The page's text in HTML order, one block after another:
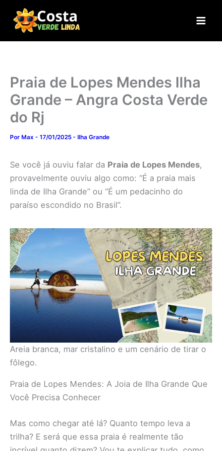
para
Praia de Lopes Mendes Ilha
Grande – Angra Costa Verde
do Rj
Por Max - 17/01/2025 - Ilha Grande
Se você já ouviu falar da Praia de Lopes Mendes,
provavelmente ouviu algo como: “É a praia mais
linda de Ilha Grande” ou “É um pedacinho do
paraíso escondido no Brasil”.
Areia branca, mar cristalino e um cenário de tirar o
fôlego.
Praia de Lopes Mendes: A Joia de Ilha Grande Que
Você Precisa Conhecer
Mas como chegar até lá? Quanto tempo leva a
trilha? E será que essa praia é realmente tão